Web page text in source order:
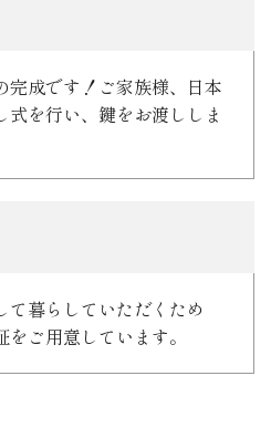
完成です！ご家族様、日本
を行い、鍵をお渡ししま
て暮らしていただくため
ご用意しています。